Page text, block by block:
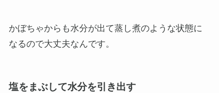
かぼちゃからも水分が出て蒸し煮のような状態に
なるので大丈夫なんです。
塩をまぶして水分を引き出す